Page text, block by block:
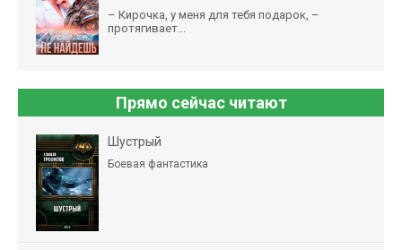
– Кирочка, у меня для тебя подарок, –
протягивает...
Прямо сейчас читают
Шустрый
Боевая фантастика